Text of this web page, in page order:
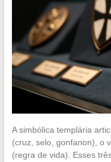
A simbólica templária
(cruz, selo, gonfanon), o
(regra de vida). Esses